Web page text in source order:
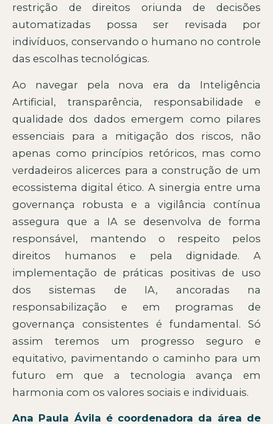
restrição de direitos oriunda de decisões
automatizadas possa ser revisada por
indivíduos, conservando o humano no controle
das escolhas tecnológicas.
Ao navegar pela nova era da Inteligência
Artificial, transparência, responsabilidade e
qualidade dos dados emergem como pilares
essenciais para a mitigação dos riscos, não
apenas como princípios retóricos, mas como
verdadeiros alicerces para a construção de um
ecossistema digital ético. A sinergia entre uma
governança robusta e a vigilância contínua
assegura que a IA se desenvolva de forma
responsável, mantendo o respeito pelos
direitos humanos e pela dignidade. A
implementação de práticas positivas de uso
dos sistemas de IA, ancoradas na
responsabilização e em programas de
governança consistentes é fundamental. Só
assim teremos um progresso seguro e
equitativo, pavimentando o caminho para um
futuro em que a tecnologia avança em
harmonia com os valores sociais e individuais.
Ana Paula Ávila é coordenadora da área de